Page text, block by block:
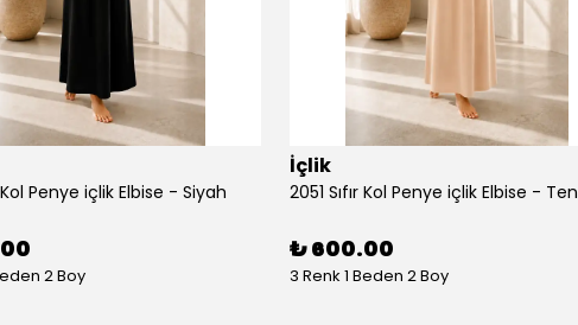
Kol Penye içlik Elbise - Siyah
2 Boy
İçlik
2051 Sıfır Kol Penye içlik Elbise - Ten
₺ 600.00
3 Renk 1 Beden 2 Boy